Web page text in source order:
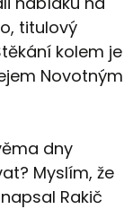
titulový
kolem je
Novotným
dny
Myslím, že
Rakič